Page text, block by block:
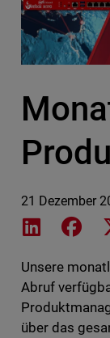
21 Dezember
Share on
Unsere
Abruf
über das